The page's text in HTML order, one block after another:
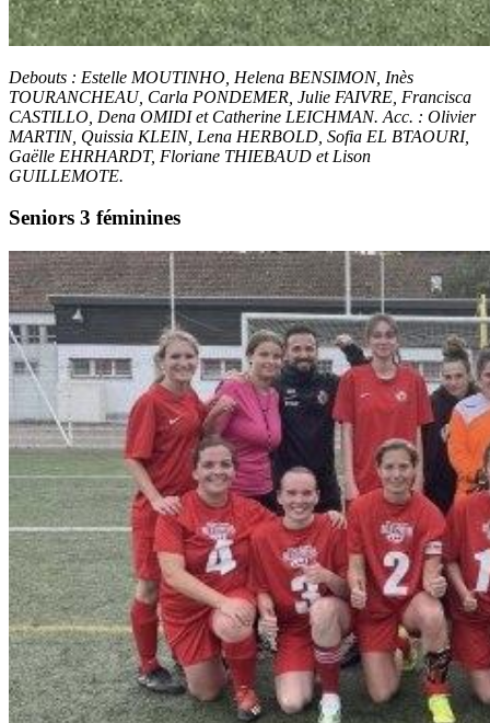
Debouts : Estelle MOUTINHO, Helena BENSIMON, Inès
TOURANCHEAU, Carla PONDEMER, Julie FAIVRE, Francisca
CASTILLO, Dena OMIDI et Catherine LEICHMAN. Acc. : Olivier
MARTIN, Quissia KLEIN, Lena HERBOLD, Sofia EL BTAOURI,
Gaëlle EHRHARDT, Floriane THIEBAUD et Lison
GUILLEMOTE.
Seniors 3 féminines